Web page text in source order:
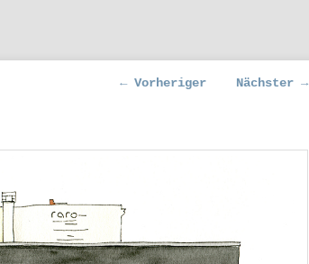
Beitragsnavigation
←Vorheriger Nächster→